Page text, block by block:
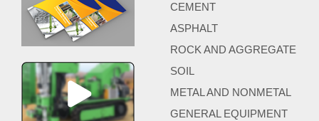
CEMENT
ASPHALT
ROCK AND AGGREGATE
SOIL
METAL AND NONMETAL
GENERAL EQUIPMENT